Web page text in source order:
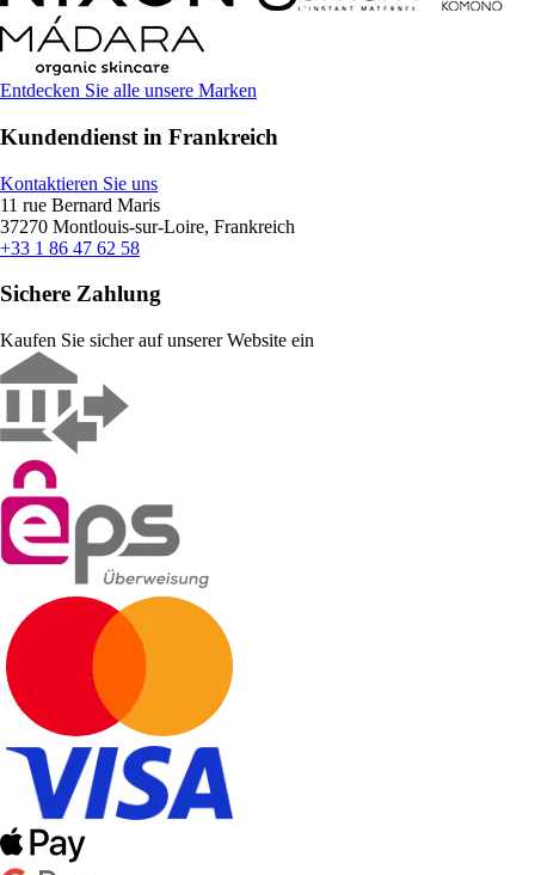
Entdecken Sie alle unsere Marken
Kundendienst in Frankreich
Kontaktieren Sie uns
11 rue Bernard Maris
37270 Montlouis-sur-Loire, Frankreich
+33 1 86 47 62 58
Sichere Zahlung
Kaufen Sie sicher auf unserer Website ein